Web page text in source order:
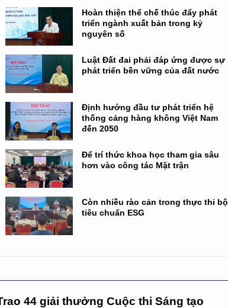
Hoàn thiện thể chế thúc đẩy phát
triển ngành xuất bản trong kỷ
nguyên số
Luật Đất đai phải đáp ứng được sự
phát triển bền vững của đất nước
Định hướng đầu tư phát triển hệ
thống cảng hàng không Việt Nam
đến 2050
Để trí thức khoa học tham gia sâu
hơn vào công tác Mặt trận
Còn nhiều rào cản trong thực thi bộ
tiêu chuẩn ESG
44 giải thưởng Cuộc thi Sáng tạo